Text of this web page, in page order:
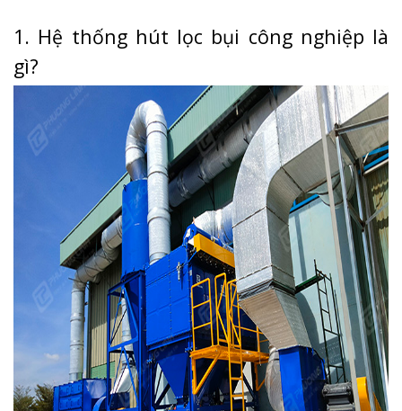
1. Hệ thống hút lọc bụi công nghiệp là
gì?